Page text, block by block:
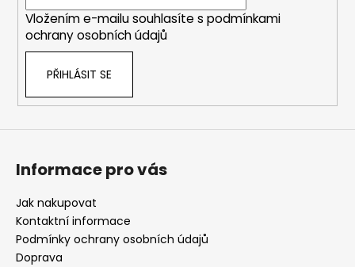
Vložením e-mailu souhlasíte s podmínkami
ochrany osobních údajů
PŘIHLÁSIT SE
Informace pro vás
Jak nakupovat
Kontaktní informace
Podmínky ochrany osobních údajů
Doprava